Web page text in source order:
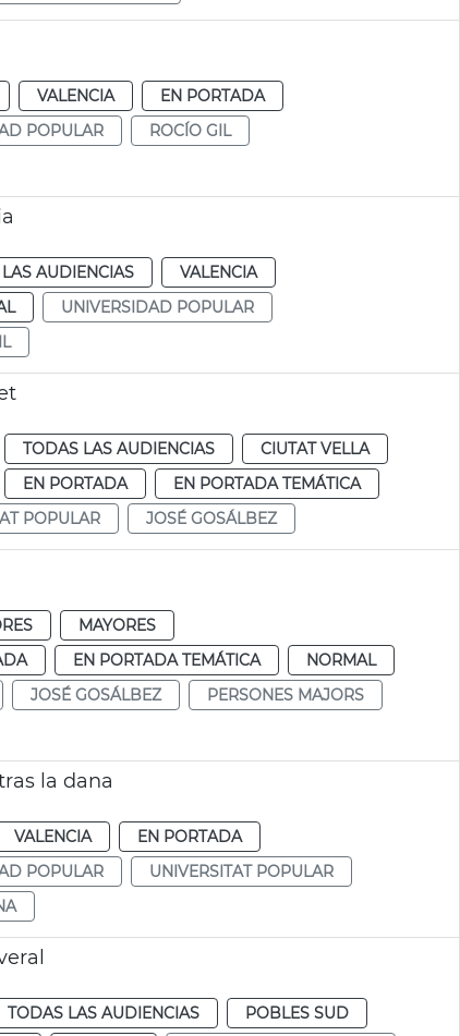
VALENCIA
EN PORTADA
POPULAR
ROCÍO GIL
AUDIENCIAS
VALENCIA
UNIVERSIDAD POPULAR
TODAS LAS AUDIENCIAS
CIUTAT VELLA
EN PORTADA
EN PORTADA TEMÁTICA
POPULAR JOSÉ GOSÁLBEZ
MAYORES
EN PORTADA TEMÁTICA
NORMAL
JOSÉ GOSÁLBEZ
PERSONES MAJORS
la dana
VALENCIA
EN PORTADA
POPULAR
UNIVERSITAT POPULAR
TODAS LAS AUDIENCIAS
POBLES SUD